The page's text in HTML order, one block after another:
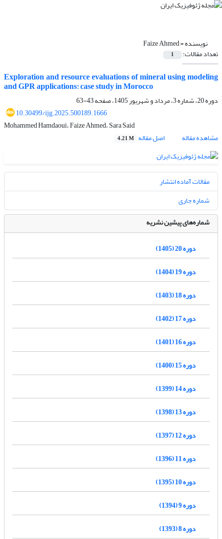
نویسنده =Faize Ahmed
تعداد مقالات: 1
Exploration and resource evaluations of mineral using modeling
and GPR applications: case study in Morocco
دوره 20، شماره 3، مرداد و شهریور 1405، صفحه
43-63
10.30499/ijg.2025.500189.1666
Mohammed Hamdaoui، Faize Ahmed، Sara Said
مشاهده مقاله
اصل مقاله 4.21 M
مقالات آماده انتشار
شماره جاری
شماره‌های پیشین نشریه
دوره 20 (1405)
دوره 19 (1404)
دوره 18 (1403)
دوره 17 (1402)
دوره 16 (1401)
دوره 15 (1400)
دوره 14 (1399)
دوره 13 (1398)
دوره 12 (1397)
دوره 11 (1396)
دوره 10 (1395)
دوره 9 (1394)
دوره 8 (1393)